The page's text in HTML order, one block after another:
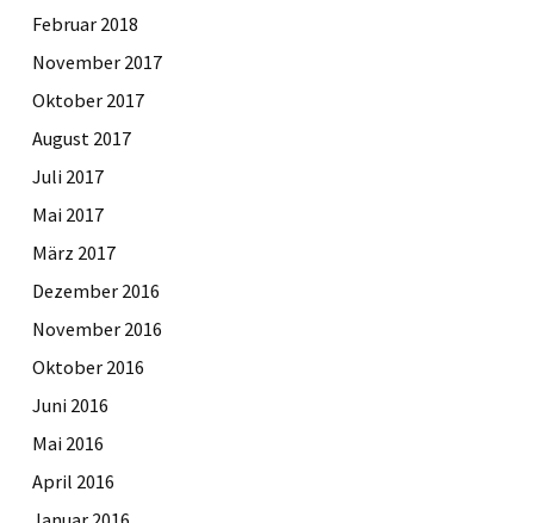
Februar 2018
November 2017
Oktober 2017
August 2017
Juli 2017
Mai 2017
März 2017
Dezember 2016
November 2016
Oktober 2016
Juni 2016
Mai 2016
April 2016